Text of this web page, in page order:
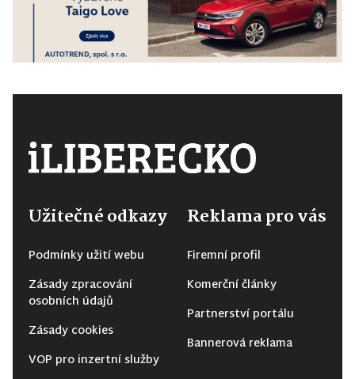
Užitečné odkazy
Podmínky užití webu
Zásady zpracování
osobních údajů
Zásady cookies
VOP pro inzertní služby
Reklama pro vás
Firemní profil
Komerční články
Partnerství portálu
Bannerová reklama